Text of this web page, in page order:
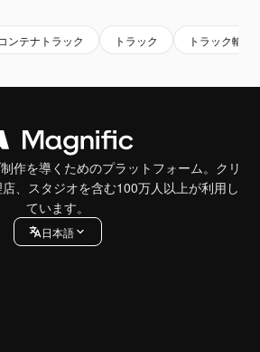
コンテナトラック トラック トラック輸送
作を導くためのプラットフォーム。クリ
、スタジオを含む100万人以上が利用し
ています。
日本語